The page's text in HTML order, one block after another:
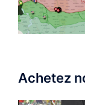
Achetez